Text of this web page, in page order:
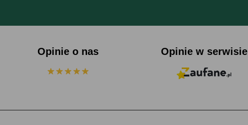
Opinie o nas Opinie w serwisie